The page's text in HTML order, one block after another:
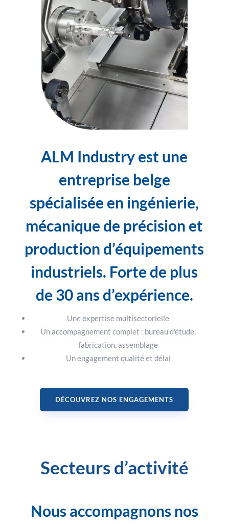
ALM Industry est une
entreprise belge
spécialisée en ingénierie,
mécanique de précision et
production d’équipements
industriels. Forte de plus
de 30 ans d’expérience.
Une expertise multisectorielle
Un accompagnement complet : bureau d’étude,
fabrication, assemblage
Un engagement qualité et délai
DÉCOUVREZ NOS ENGAGEMENTS
Secteurs d’activité
Nous accompagnons nos